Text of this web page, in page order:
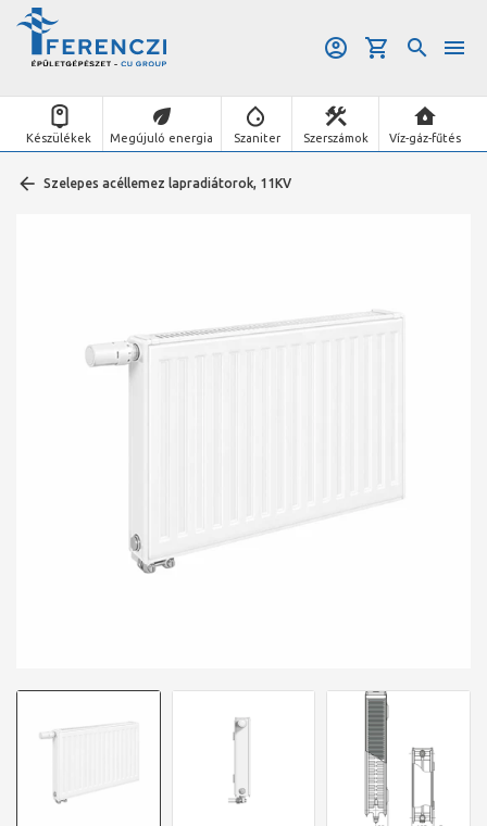
Készülékek Megújuló energia Szaniter Szerszámok Víz-gáz-fűtés
Szelepes acéllemez lapradiátorok, 11KV